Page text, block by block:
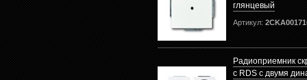
глянцевый
Артикул:
Радиоприемник
с RDS с двумя